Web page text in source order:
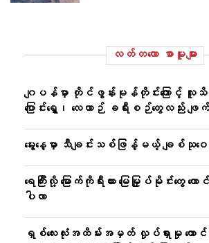
လတ်တ‌လော စာမူများ
ဂျပန်မှာ တိုင်ဖွန်းမုန်တိုင်းကြောင့် လူသိ
ပြောင်းရွှေ့၊ လေယာဉ် ခရီးစဉ်တွေလည်း ဖျ
မွေးနေ့မှာ သီချင်းသစ်ဖြန့်မယ့် ချစ်သုဝေ
ရေကြီးလို့ မြောက်ကိုရီးယား မြေမြှုပ်မိုင်းတွေ တော
ပါလာ
ရှစ်လေးလုံးအထိမ်းအမှတ် လှုပ်ရှားမှု တော